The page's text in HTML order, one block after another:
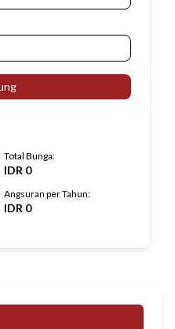
Total Bunga:
IDR 0
Angsuran per Tahun:
IDR 0